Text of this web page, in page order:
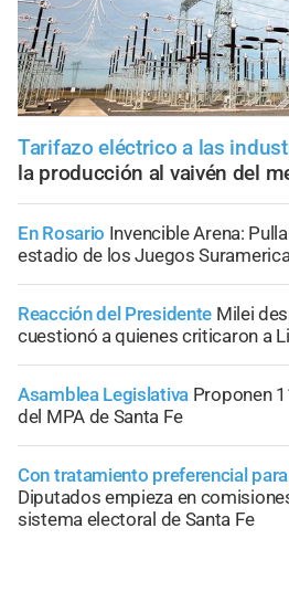
Tarifazo eléctrico a las
la producción al vaivén del
En Rosario Invencible Arena:
estadio de los Juegos
Reacción del Presidente Milei
cuestionó a quienes criticaron a
Asamblea Legislativa Proponen
del MPA de Santa Fe
Con tratamiento preferencial
Diputados empieza en
sistema electoral de Santa Fe